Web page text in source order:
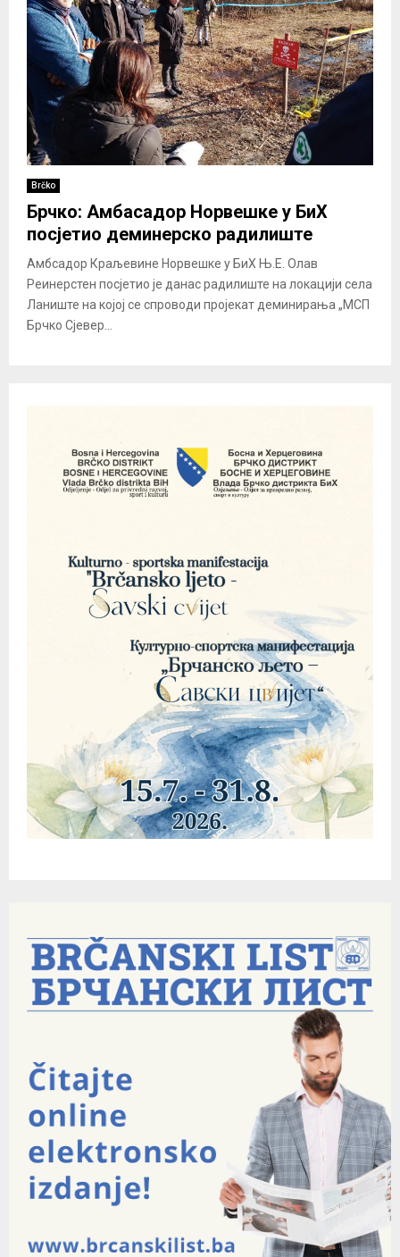
Brčko
Брчко: Амбасадор Норвешке у БиХ
посјетио деминерско радилиште
Амбсадор Краљевине Норвешке у БиХ Њ.Е. Олав
Реинерстен посјетио је данас радилиште на локацији села
Ланиште на којој се спроводи пројекат деминирања „МСП
Брчко Сјевер...